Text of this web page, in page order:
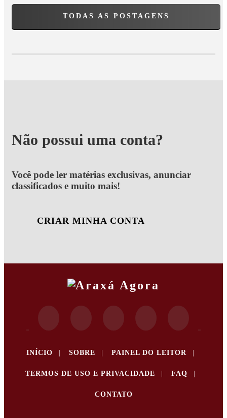
TODAS AS POSTAGENS
Não possui uma conta?
Você pode ler matérias exclusivas, anunciar
classificados e muito mais!
CRIAR MINHA CONTA
INÍCIO SOBRE PAINEL DO LEITOR
TERMOS DE USO E PRIVACIDADE FAQ
CONTATO